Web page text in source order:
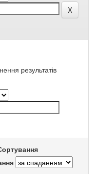
результатів